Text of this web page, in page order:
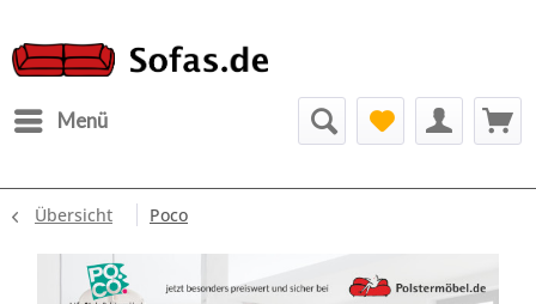
Menü
Übersicht Poco